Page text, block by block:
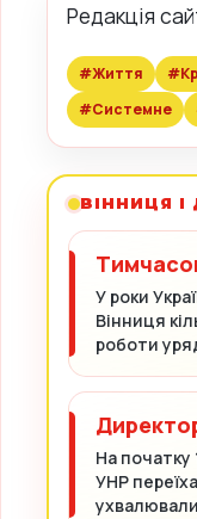
Редакція
#Життя
#Системне
ВІННИЦЯ І
У роки
Вінниця
роботи
На початку
УНР